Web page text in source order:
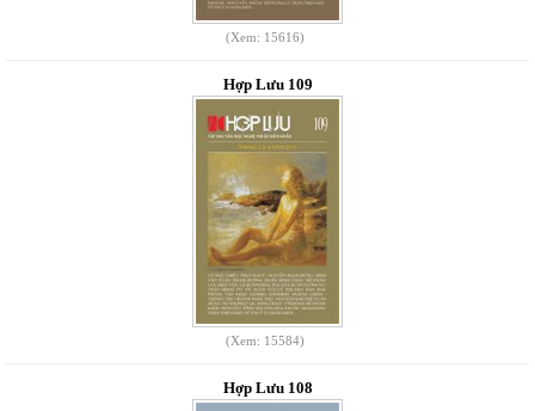
(Xem: 15616)
Hợp Lưu 109
(Xem: 15584)
Hợp Lưu 108